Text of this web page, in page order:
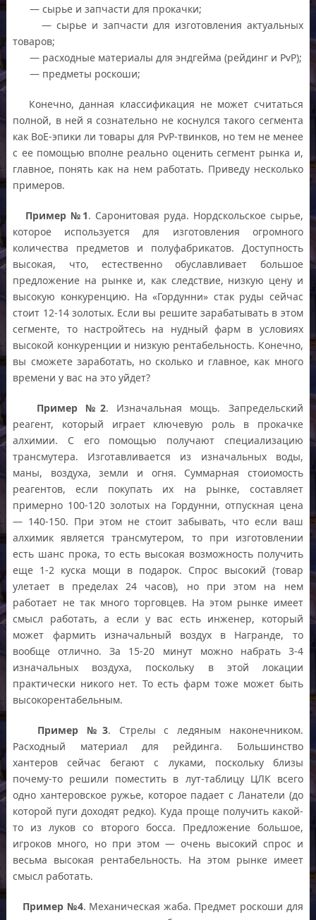
— сырье и запчасти для прокачки;
— сырье и запчасти для изготовления актуальных
товаров;
— расходные материалы для эндгейма (рейдинг и PvP);
— предметы роскоши;
Конечно, данная классификация не может считаться
полной, в ней я сознательно не коснулся такого сегмента
как BoE-эпики ли товары для PvP-твинков, но тем не менее
с ее помощью вполне реально оценить сегмент рынка и,
главное, понять как на нем работать. Приведу несколько
примеров.
Пример №1. Саронитовая руда. Нордскольское сырье,
которое используется для изготовления огромного
количества предметов и полуфабрикатов. Доступность
высокая, что, естественно обуславливает большое
предложение на рынке и, как следствие, низкую цену и
высокую конкуренцию. На «Гордунни» стак руды сейчас
стоит 12-14 золотых. Если вы решите зарабатывать в этом
сегменте, то настройтесь на нудный фарм в условиях
высокой конкуренции и низкую рентабельность. Конечно,
вы сможете заработать, но сколько и главное, как много
времени у вас на это уйдет?
Пример №2. Изначальная мощь. Запредельский
реагент, который играет ключевую роль в прокачке
алхимии. С его помощью получают специализацию
трансмутера. Изготавливается из изначальных воды,
маны, воздуха, земли и огня. Суммарная стоиомость
реагентов, если покупать их на рынке, составляет
примерно 100-120 золотых на Гордунни, отпускная цена
— 140-150. При этом не стоит забывать, что если ваш
алхимик является трансмутером, то при изготовлении
есть шанс прока, то есть высокая возможность получить
еще 1-2 куска мощи в подарок. Спрос высокий (товар
улетает в пределах 24 часов), но при этом на нем
работает не так много торговцев. На этом рынке имеет
смысл работать, а если у вас есть инженер, который
может фармить изначальный воздух в Награнде, то
вообще отлично. За 15-20 минут можно набрать 3-4
изначальных воздуха, поскольку в этой локации
практически никого нет. То есть фарм тоже может быть
высокорентабельным.
Пример №3. Стрелы с ледяным наконечником.
Расходный материал для рейдинга. Большинство
хантеров сейчас бегают с луками, поскольку близы
почему-то решили поместить в лут-таблицу ЦЛК всего
одно хантеровское ружье, которое падает с Ланатели (до
которой пуги доходят редко). Куда проще получить какой-
то из луков со второго босса. Предложение большое,
игроков много, но при этом — очень высокий спрос и
весьма высокая рентабельность. На этом рынке имеет
смысл работать.
Пример №4. Механическая жаба. Предмет роскоши для